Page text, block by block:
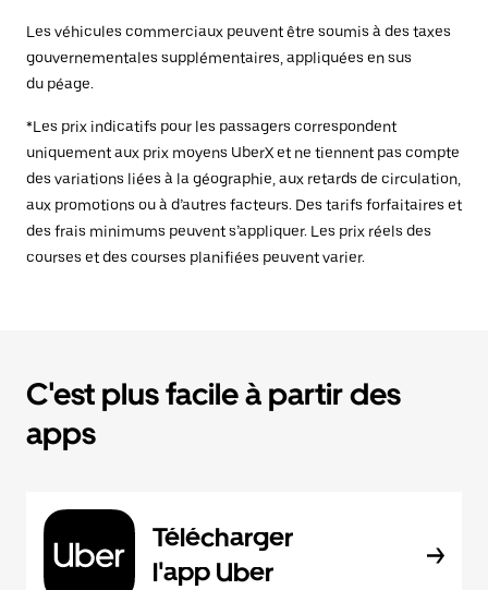
Les véhicules commerciaux peuvent être soumis à des taxes
gouvernementales supplémentaires, appliquées en sus
du péage.
*Les prix indicatifs pour les passagers correspondent
uniquement aux prix moyens UberX et ne tiennent pas compte
des variations liées à la géographie, aux retards de circulation,
aux promotions ou à d’autres facteurs. Des tarifs forfaitaires et
des frais minimums peuvent s’appliquer. Les prix réels des
courses et des courses planifiées peuvent varier.
C'est plus facile à partir des
apps
Télécharger
l'app Uber